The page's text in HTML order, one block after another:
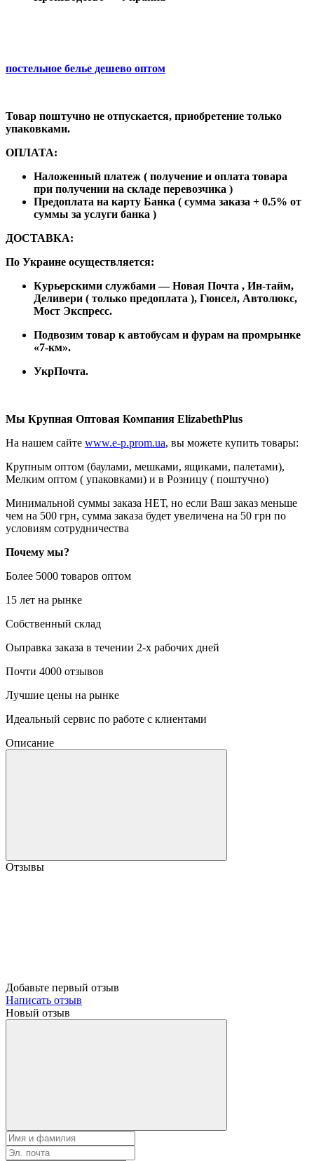
постельное белье дешево оптом
Товар поштучно не отпускается, приобретение только
упаковками.
ОПЛАТА:
Наложенный платеж ( получение и оплата товара
при получении на складе перевозчика )
Предоплата на карту Банка ( сумма заказа + 0.5% от
суммы за услуги банка )
ДОСТАВКА:
По Украине осуществляется:
Курьерскими службами ― Новая Почта , Ин-тайм,
Деливери ( только предоплата ), Гюнсел, Автолюкс,
Мост Экспресс.
Подвозим товар к автобусам и фурам на промрынке
«7-км».
УкрПочта.
Мы Крупная Оптовая Компания ElizabethPlus
На нашем сайте www.e-p.prom.ua, вы можете купить товары:
Крупным оптом (баулами, мешками, ящиками, палетами),
Мелким оптом ( упаковками) и в Розницу ( поштучно)
Минимальной суммы заказа НЕТ, но если Ваш заказ меньше
чем на 500 грн, сумма заказа будет увеличена на 50 грн по
условиям сотрудничества
Почему мы?
Более 5000 товаров оптом
15 лет на рынке
Собственный склад
Оьправка заказа в течении 2-х рабочих дней
Почти 4000 отзывов
Лучшие цены на рынке
Идеальный сервис по работе с клиентами
Описание
Отзывы
Добавьте первый отзыв
Написать отзыв
Новый отзыв